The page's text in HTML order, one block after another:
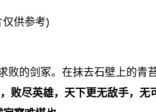
供参考)
的剑冢。在抹去石壁上的青
败尽英雄，天下更无敌手，无